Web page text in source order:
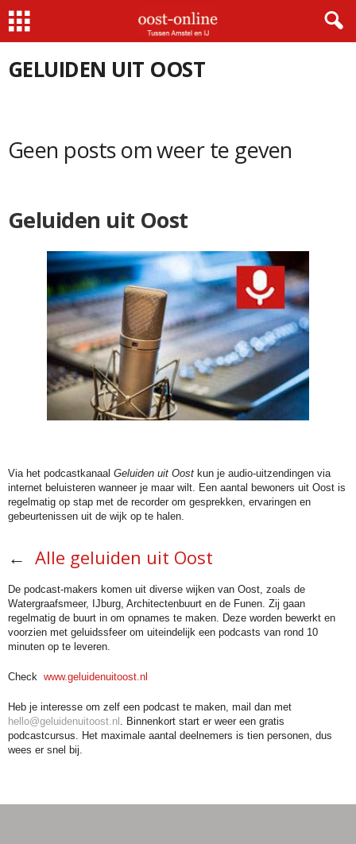
Home
GELUIDEN UIT OOST
Geen posts om weer te geven
Geluiden uit Oost
Via het podcastkanaal Geluiden uit Oost kun je audio-uitzendingen via
internet beluisteren wanneer je maar wilt. Een aantal bewoners uit Oost is
regelmatig op stap met de recorder om gesprekken, ervaringen en
gebeurtenissen uit de wijk op te halen.
← Alle geluiden uit Oost
De podcast-makers komen uit diverse wijken van Oost, zoals de
Watergraafsmeer, IJburg, Architectenbuurt en de Funen. Zij gaan
regelmatig de buurt in om opnames te maken. Deze worden bewerkt en
voorzien met geluidssfeer om uiteindelijk een podcasts van rond 10
minuten op te leveren.
Check www.geluidenuitoost.nl
Heb je interesse om zelf een podcast te maken, mail dan met
hello@geluidenuitoost.nl . Binnenkort start er weer een gratis
podcastcursus. Het maximale aantal deelnemers is tien personen, dus
wees er snel bij.